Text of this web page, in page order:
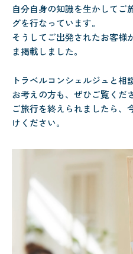
自分自身の知識を生かしてご
グを行なっています。
そうしてご出発されたお客様
ま掲載しました。
トラベルコンシェルジュと
お考えの方も、ぜひご覧くだ
ご旅行を終えられましたら、
けください。